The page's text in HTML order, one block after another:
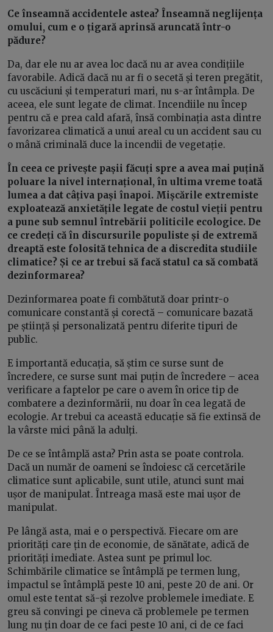
Ce înseamnă accidentele astea? Înseamnă neglijența
omului, cum e o țigară aprinsă aruncată într-o
pădure?
Da, dar ele nu ar avea loc dacă nu ar avea condițiile
favorabile. Adică dacă nu ar fi o secetă și teren pregătit,
cu uscăciuni și temperaturi mari, nu s-ar întâmpla. De
aceea, ele sunt legate de climat. Incendiile nu încep
pentru că e prea cald afară, însă combinația asta dintre
favorizarea climatică a unui areal cu un accident sau cu
o mână criminală duce la incendii de vegetație.
În ceea ce privește pașii făcuți spre a avea mai puțină
poluare la nivel internațional, în ultima vreme toată
lumea a dat câțiva pași înapoi. Mișcările extremiste
exploatează anxietățile legate de costul vieții pentru
a pune sub semnul întrebării politicile ecologice. De
ce credeți că în discursurile populiste și de extremă
dreaptă este folosită tehnica de a discredita studiile
climatice? Și ce ar trebui să facă statul ca să combată
dezinformarea?
Dezinformarea poate fi combătută doar printr-o
comunicare constantă și corectă – comunicare bazată
pe știință și personalizată pentru diferite tipuri de
public.
E importantă educația, să știm ce surse sunt de
încredere, ce surse sunt mai puțin de încredere – acea
verificare a faptelor pe care o avem în orice tip de
combatere a dezinformării, nu doar în cea legată de
ecologie. Ar trebui ca această educație să fie extinsă de
la vârste mici până la adulți.
De ce se întâmplă asta? Prin asta se poate controla.
Dacă un număr de oameni se îndoiesc că cercetările
climatice sunt aplicabile, sunt utile, atunci sunt mai
ușor de manipulat. Întreaga masă este mai ușor de
manipulat.
Pe lângă asta, mai e o perspectivă. Fiecare om are
priorități care țin de economie, de sănătate, adică de
priorități imediate. Astea sunt pe primul loc.
Schimbările climatice se întâmplă pe termen lung,
impactul se întâmplă peste 10 ani, peste 20 de ani. Or
omul este tentat să-și rezolve problemele imediate. E
greu să convingi pe cineva că problemele pe termen
lung nu țin doar de ce faci peste 10 ani, ci de ce faci